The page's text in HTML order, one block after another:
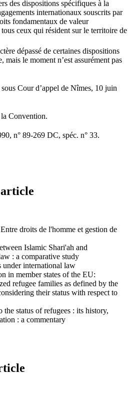
des dispositions spécifiques à la
internationaux souscrits par
fondamentaux de valeur
ceux qui résident sur le territoire de
dépassé de certaines dispositions
le moment n’est assurément pas
Cour d’appel de Nîmes, 10 juin
Convention.
n° 89-269 DC, spéc. n° 33.
droits de l'homme et gestion de
Islamic Shari'ah and
: a comparative study
under international law
in member states of the EU:
refugee families as defined by the
their status with respect to
status of refugees : its history,
: a commentary